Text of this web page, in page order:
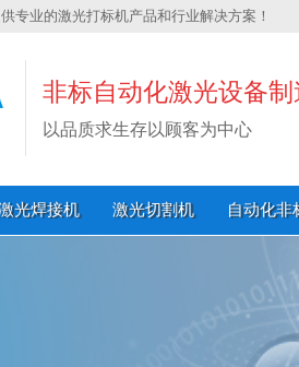
专业的激光打标机产品和行业解决方案！
非标自动化激光设备制
以品质求生存以顾客为中心
光焊接机 激光切割机 自动化非